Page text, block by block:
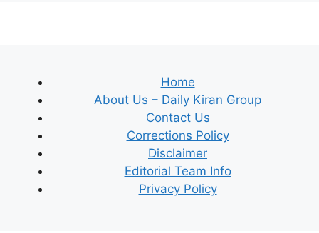
Home
About Us – Daily Kiran Group
Contact Us
Corrections Policy
Disclaimer
Editorial Team Info
Privacy Policy